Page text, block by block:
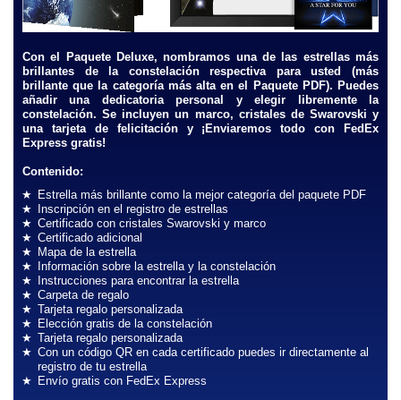
Con el Paquete Deluxe, nombramos una de las estrellas más
brillantes de la constelación respectiva para usted (más
brillante que la categoría más alta en el Paquete PDF). Puedes
añadir una dedicatoria personal y elegir libremente la
constelación. Se incluyen un marco, cristales de Swarovski y
una tarjeta de felicitación y ¡Enviaremos todo con FedEx
Express gratis!
Contenido:
Estrella más brillante como la mejor categoría del paquete PDF
Inscripción en el registro de estrellas
Certificado con cristales Swarovski y marco
Certificado adicional
Mapa de la estrella
Información sobre la estrella y la constelación
Instrucciones para encontrar la estrella
Carpeta de regalo
Tarjeta regalo personalizada
Elección gratis de la constelación
Tarjeta regalo personalizada
Con un código QR en cada certificado puedes ir directamente al
registro de tu estrella
Envío gratis con FedEx Express